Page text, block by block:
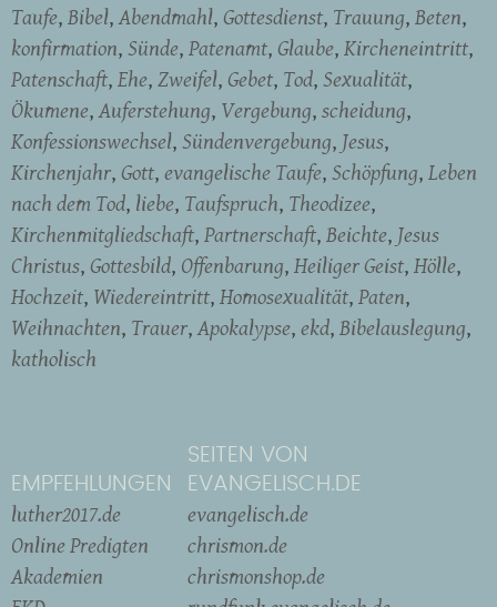
Taufe Bibel Abendmahl Gottesdienst Trauung Beten
konfirmation Sünde Patenamt Glaube Kircheneintritt
Patenschaft Ehe Zweifel Gebet Tod Sexualität
Ökumene Auferstehung Vergebung scheidung
Konfessionswechsel Sündenvergebung Jesus
Kirchenjahr Gott evangelische Taufe Schöpfung Leben
nach dem Tod liebe Taufspruch Theodizee
Kirchenmitgliedschaft Partnerschaft Beichte Jesus
Christus Gottesbild Offenbarung Heiliger Geist Hölle
Hochzeit Wiedereintritt Homosexualität Paten
Weihnachten Trauer Apokalypse ekd Bibelauslegung
katholisch
EMPFEHLUNGEN
luther2017.de
Online Predigten
Akademien
SEITEN VON
EVANGELISCH.DE
evangelisch.de
chrismon.de
chrismonshop.de